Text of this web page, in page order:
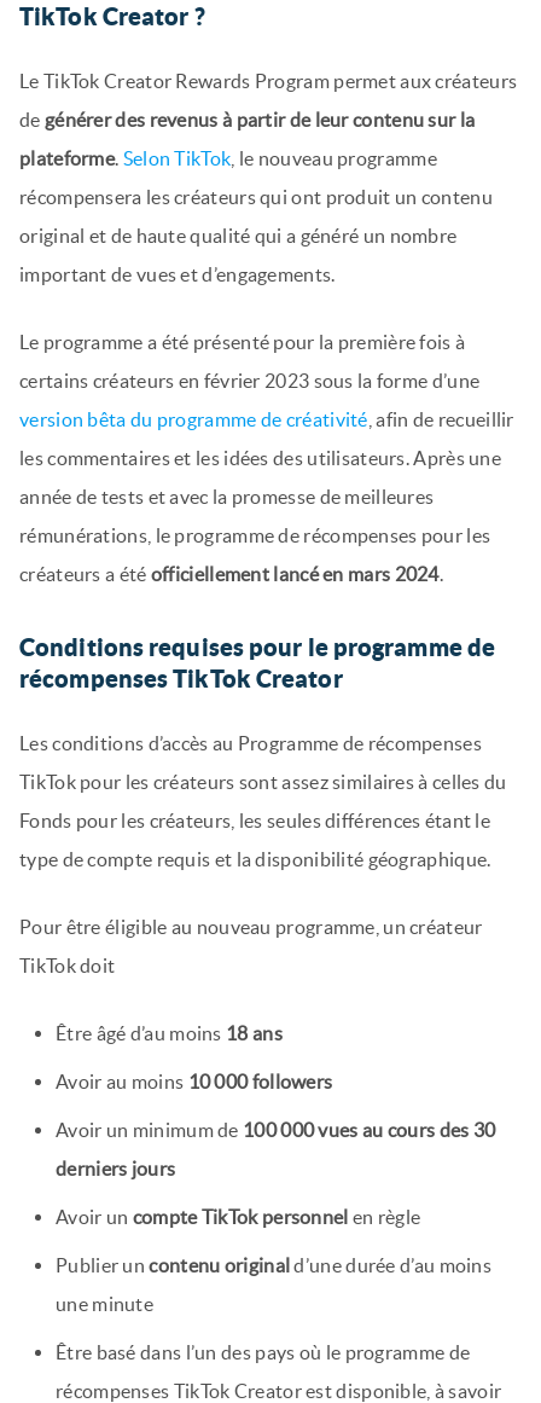
TikTok Creator ?
Le TikTok Creator Rewards Program permet aux créateurs
de générer des revenus à partir de leur contenu sur la
plateforme. Selon TikTok , le nouveau programme
récompensera les créateurs qui ont produit un contenu
original et de haute qualité qui a généré un nombre
important de vues et d’engagements.
Le programme a été présenté pour la première fois à
certains créateurs en février 2023 sous la forme d’une
version bêta du programme de créativité , afin de recueillir
les commentaires et les idées des utilisateurs. Après une
année de tests et avec la promesse de meilleures
rémunérations, le programme de récompenses pour les
créateurs a été officiellement lancé en mars 2024.
Conditions requises pour le programme de
récompenses TikTok Creator
Les conditions d’accès au Programme de récompenses
TikTok pour les créateurs sont assez similaires à celles du
Fonds pour les créateurs, les seules différences étant le
type de compte requis et la disponibilité géographique.
Pour être éligible au nouveau programme, un créateur
TikTok doit
Être âgé d’au moins 18 ans
Avoir au moins 10 000 followers
Avoir un minimum de 100 000 vues au cours des 30
derniers jours
Avoir un compte TikTok personnel en règle
Publier uncontenu originald’une durée d’au moins
une minute
Être basé dans l’un des pays où le programme de
récompenses TikTok Creator est disponible, à savoir